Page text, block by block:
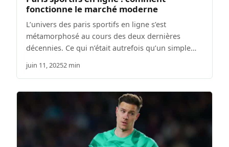
fonctionne le marché moderne
L’univers des paris sportifs en ligne s’est
métamorphosé au cours des deux dernières
décennies. Ce qui n’était autrefois qu’un simple…
juin 11, 20252 min